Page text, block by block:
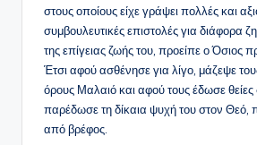
στους οποίους είχε γράψει πολλές και
συμβουλευτικές επιστολές για διάφορα
της επίγειας ζωής του, προείπε ο Όσιος
Έτσι αφού ασθένησε για λίγο, μάζεψε
όρους Μαλαιό και αφού τους έδωσε
παρέδωσε τη δίκαια ψυχή του στον
από βρέφος.